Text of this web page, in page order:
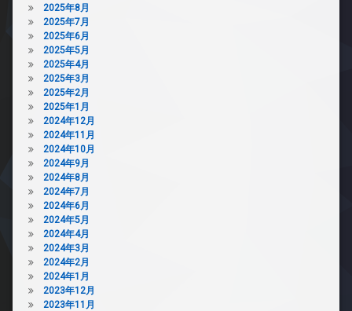
2025年8月
2025年7月
2025年6月
2025年5月
2025年4月
2025年3月
2025年2月
2025年1月
2024年12月
2024年11月
2024年10月
2024年9月
2024年8月
2024年7月
2024年6月
2024年5月
2024年4月
2024年3月
2024年2月
2024年1月
2023年12月
2023年11月